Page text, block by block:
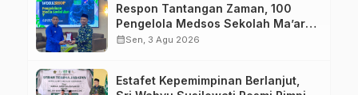
Respon Tantangan Zaman, 100
Pengelola Medsos Sekolah Ma’arif
Pekalongan Ikuti Pelatihan Literasi
calendar_monthSen, 3 Agu 2026
Estafet Kepemimpinan Berlanjut,